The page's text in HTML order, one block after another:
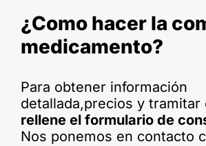
¿Como hacer la
medicamento?
Para obtener información
detallada,precios y tramitar
rellene el formulario de
Nos ponemos en contacto